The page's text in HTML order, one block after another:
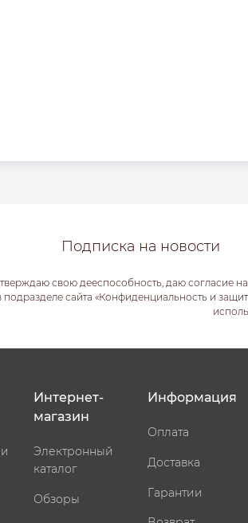
Подписка на новости
свою дееспособность, даю согласие
сайта «Конфиденциальность и
Интернет-
магазин
Электронный
каталог
Обзоры
Информация
Оплата
Доставка
Гарантии